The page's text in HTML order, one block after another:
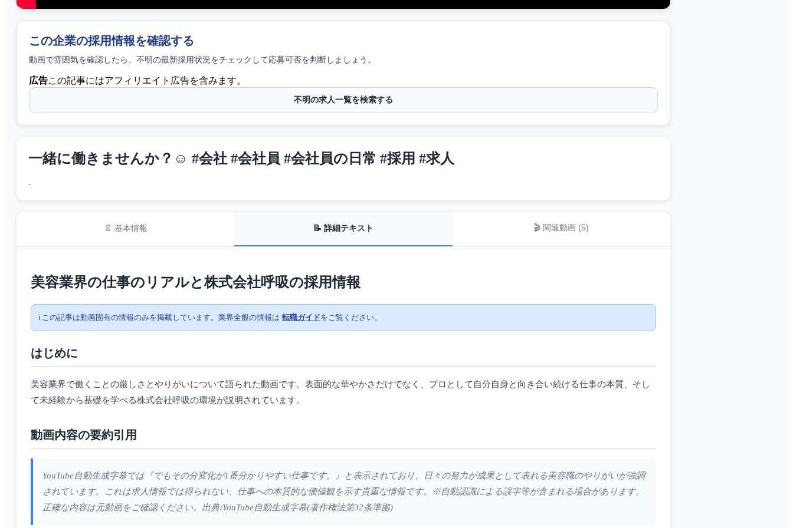
この企業の採用情報を確認する
動画で雰囲気を確認したら、 不明の最新採用状況をチェックして応募可否を判断しましょう。
広告この記事にはアフィリエイト広告を含みます。
不明の求人一覧を検索する
一緒に働きませんか？☺️ #会社 #会社員 #会社員の日常 #採用 #求人
-
📄 基本情報 📝 詳細テキスト 🎬 関連動画 (5)
美容業界の仕事のリアルと株式会社呼吸の採用情報
ℹ️ この記事は動画固有の情報のみを掲載しています。業界全般の情報は 転職ガイドをご覧ください。
はじめに
美容業界で働くことの厳しさとやりがいについて語られた動画です。表面的な華やかさだけでなく、プロとして自分自身と向き合い続ける仕事の本質、そし
て未経験から基礎を学べる株式会社呼吸の環境が説明されています。
動画内容の要約引用
YouTube自動生成字幕では『でもその分変化が1番分かりやすい仕事です。』と表示されており、日々の努力が成果として表れる美容職のやりがいが強調
されています。これは求人情報では得られない、仕事への本質的な価値観を示す貴重な情報です。※自動認識による誤字等が含まれる場合があります。
正確な内容は元動画をご確認ください。出典:YouTube自動生成字幕(著作権法第32条準拠)